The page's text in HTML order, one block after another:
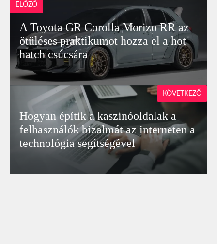
ELŐZŐ
A Toyota GR Corolla Morizo RR az
ötüléses praktikumot hozza el a hot
hatch csúcsára
Hogyan építik a kaszinóoldalak a
felhasználók bizalmát az interneten a
technológia segítségével
KÖVETKEZŐ